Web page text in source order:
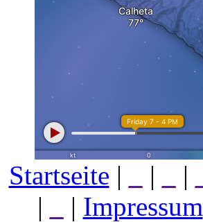
Startseite | | |
|
| Impressum